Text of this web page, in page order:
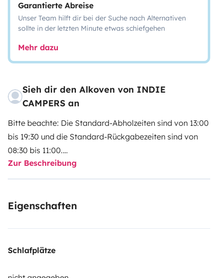
Garantierte Abreise
Unser Team hilft dir bei der Suche nach Alternativen
sollte in der letzten Minute etwas schiefgehen
Mehr dazu
Sieh dir den Alkoven von INDIE
CAMPERS an
Bitte beachte: Die Standard-Abholzeiten sind von 13:00
bis 19:30 und die Standard-Rückgabezeiten sind von
08:30 bis 11:00.
Indie Campers bietet einen 24-Stunden-Abhol- und
Abfahrtszeiten. Während der regulären Geschäftszeiten
Flexibilität und bieten gegen eine zusätzliche Gebühr
Unterstützung an.
Zur Beschreibung
Eigenschaften
Schlafplätze